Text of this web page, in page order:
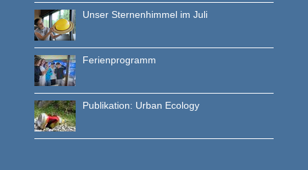
Unser Sternenhimmel im Juli
Ferienprogramm
Publikation: Urban Ecology